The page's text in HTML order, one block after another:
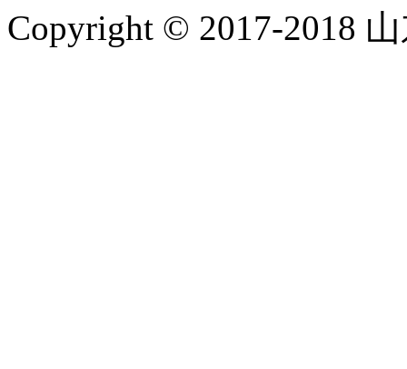
Copyright © 2017-2018